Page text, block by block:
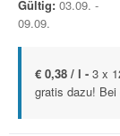
Gültig: 03.09. -
09.09.
€ 0,38 / l - 3 x
gratis dazu!